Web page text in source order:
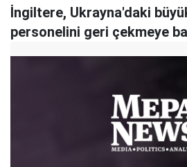
İngiltere, Ukrayna'daki
personelini geri çekmeye